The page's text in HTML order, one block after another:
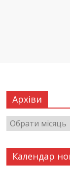
Архіви
Календар